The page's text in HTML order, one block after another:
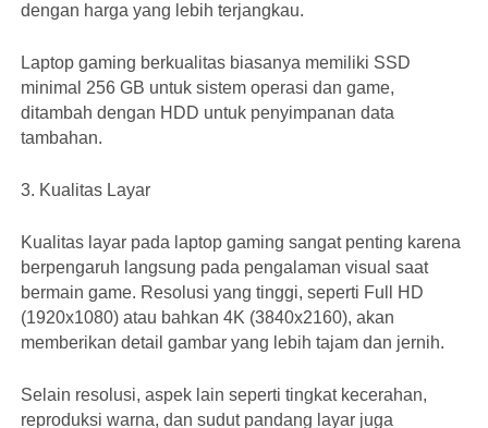
dengan harga yang lebih terjangkau.
Laptop gaming berkualitas biasanya memiliki SSD
minimal 256 GB untuk sistem operasi dan game,
ditambah dengan HDD untuk penyimpanan data
tambahan.
3. Kualitas Layar
Kualitas layar pada laptop gaming sangat penting karena
berpengaruh langsung pada pengalaman visual saat
bermain game. Resolusi yang tinggi, seperti Full HD
(1920x1080) atau bahkan 4K (3840x2160), akan
memberikan detail gambar yang lebih tajam dan jernih.
Selain resolusi, aspek lain seperti tingkat kecerahan,
reproduksi warna, dan sudut pandang layar juga